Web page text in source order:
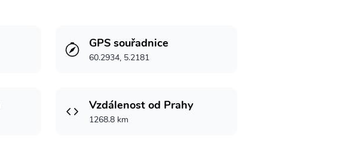
GPS souřadnice
60.2934, 5.2181
Vzdálenost od Prahy
1268.8 km